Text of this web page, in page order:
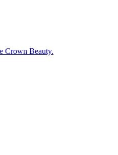
Crown Beauty.